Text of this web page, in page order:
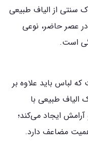
سنتی از الیاف طبیعی
عصر حاضر، نوعی
است.
لباس باید علاوه بر
الیاف طبیعی با
ایجاد می‌کند؛
مضاعف دارد.